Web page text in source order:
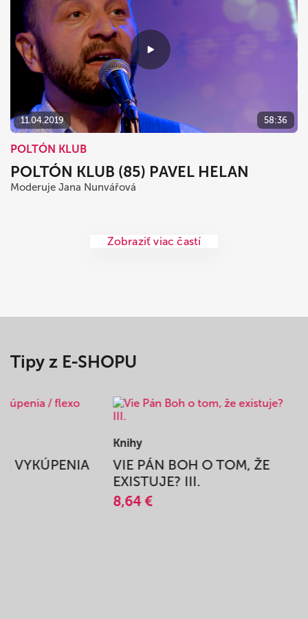
11.04.2019 58:36
POLTÓN KLUB
POLTÓN KLUB (85) PAVEL HELAN
Moderuje Jana Nunvářová
Zobraziť viac častí
Tipy z E-SHOPU
VYKÚPENIA
Knihy
VIE PÁN BOH O TOM, ŽE
EXISTUJE? III.
8,64 €